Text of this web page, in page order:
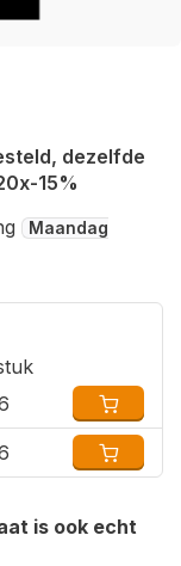
dezelfde
15%
Maandag
is ook echt